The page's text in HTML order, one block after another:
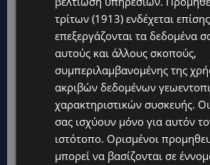
τρίτων (1913) ενδέχεται
επεξεργάζονται τα δεδομένα
αυτούς και άλλους σκοπούς,
συμπεριλαμβανομένης της
ακριβών δεδομένων
χαρακτηριστικών συσκευής.
σας ισχύουν μόνο για αυτόν
ιστότοπο. Ορισμένοι
μπορεί να βασίζονται σε